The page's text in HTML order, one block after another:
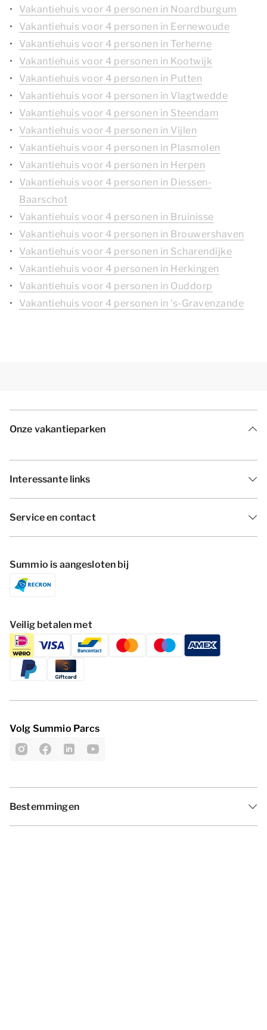
Vakantiehuis voor 4 personen in Noardburgum
Vakantiehuis voor 4 personen in Eernewoude
Vakantiehuis voor 4 personen in Terherne
Vakantiehuis voor 4 personen in Kootwijk
Vakantiehuis voor 4 personen in Putten
Vakantiehuis voor 4 personen in Vlagtwedde
Vakantiehuis voor 4 personen in Steendam
Vakantiehuis voor 4 personen in Vijlen
Vakantiehuis voor 4 personen in Plasmolen
Vakantiehuis voor 4 personen in Herpen
Vakantiehuis voor 4 personen in Diessen-
Baarschot
Vakantiehuis voor 4 personen in Bruinisse
Vakantiehuis voor 4 personen in Brouwershaven
Vakantiehuis voor 4 personen in Scharendijke
Vakantiehuis voor 4 personen in Herkingen
Vakantiehuis voor 4 personen in Ouddorp
Vakantiehuis voor 4 personen in 's-Gravenzande
Onze vakantieparken
Interessante links
Service en contact
Summio is aangesloten bij
Veilig betalen met
Volg Summio Parcs
Bestemmingen